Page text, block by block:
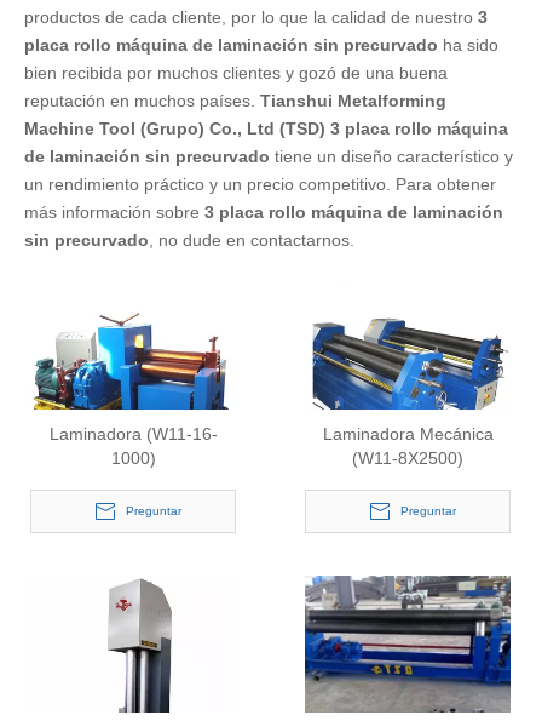
productos de cada cliente, por lo que la calidad de nuestro 3
placa rollo máquina de laminación sin precurvado ha sido
bien recibida por muchos clientes y gozó de una buena
reputación en muchos países. Tianshui Metalforming
Machine Tool (Grupo) Co., Ltd (TSD) 3 placa rollo máquina
de laminación sin precurvado tiene un diseño característico y
un rendimiento práctico y un precio competitivo. Para obtener
más información sobre 3 placa rollo máquina de laminación
sin precurvado , no dude en contactarnos.
Laminadora (W11-16-
1000)
Preguntar
Laminadora Mecánica
(W11-8X2500)
Preguntar